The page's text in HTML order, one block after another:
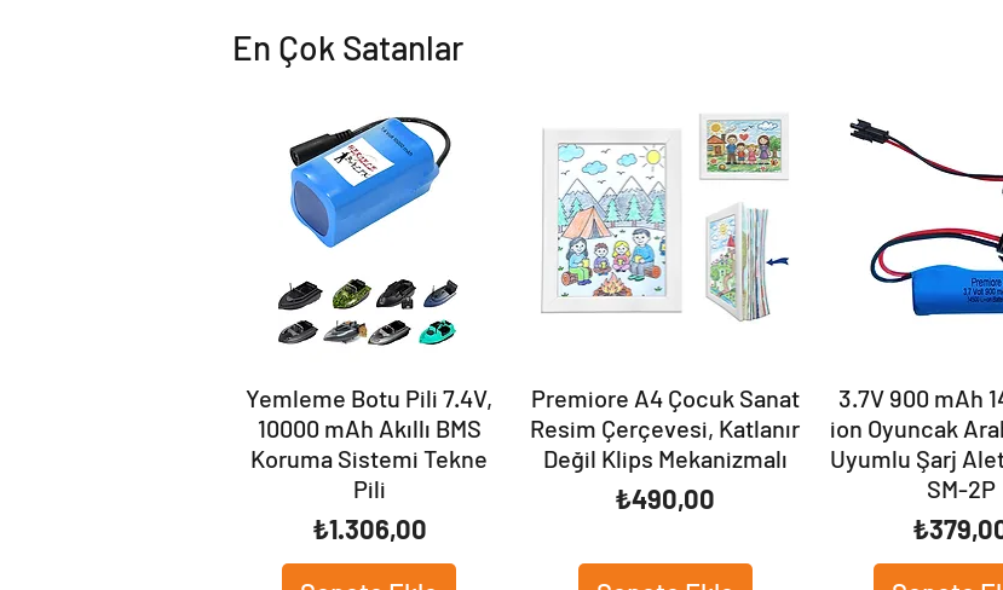
En Çok Satanlar
Yemleme Botu Pili 7.4V,
10000 mAh Akıllı BMS
Koruma Sistemi Tekne
Pili
Fiyat
₺1.306,00
Premiore A4 Çocuk Sanat
Resim Çerçevesi, Katlanır
Değil Klips Mekanizmalı
Fiyat
₺490,00
3.7V 900 mAh
ion Oyuncak
Uyumlu Şarj
SM-2P